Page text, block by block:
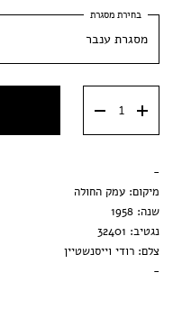
30x30 ס״מ
40x40 ס״מ
50x50 ס״מ
מסגרת ענבר
מסגרת וונגה
הדפסה בלבד
-
מיקום: עמק החולה
שנה: 1958
נגטיב: 32401
צלם: רודי וייסנשטיין
-